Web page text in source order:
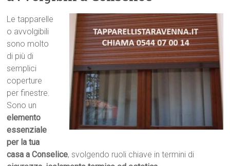
Le tapparelle
o avvolgibili
sono molto
di più di
semplici
coperture
per finestre.
Sono un
elemento
essenziale
per la tua
casa a Conselice, svolgendo ruoli chiave in termini di